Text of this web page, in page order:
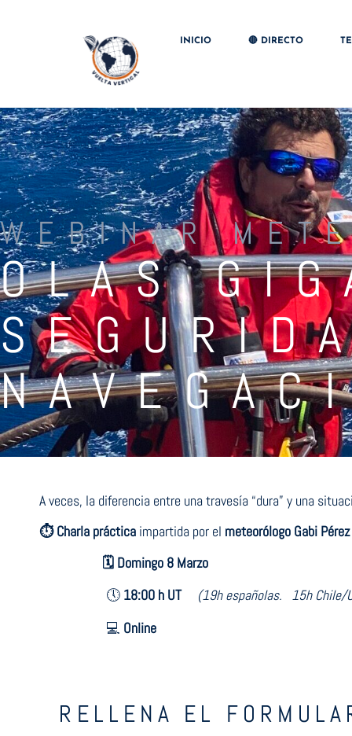
INICIO 🔴 DIRECTO
WEBINAR
OLAS
A veces, la diferencia entre una travesía “dura” y una
⏱️ Charla práctica impartida por el meteorólogo Gabi
🗓️ Domingo 8 Marzo
🕔 18:00 h UT (19h españolas. 15h Chile/
💻 Online
RELLENA EL